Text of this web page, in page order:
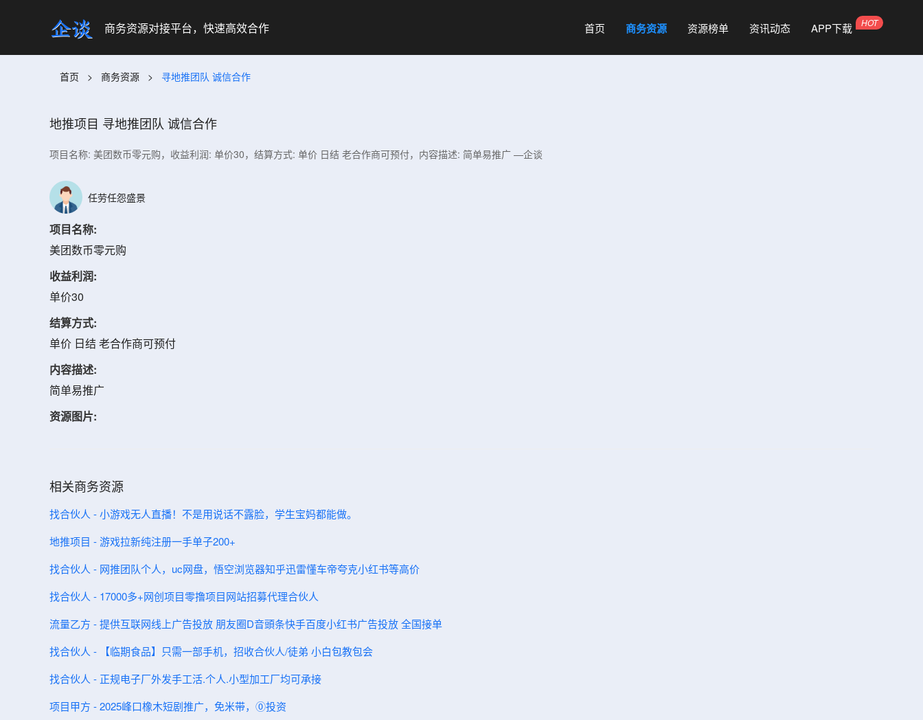
商务资源对接平台，快速高效合作 首页 商务资源 资源榜单 资讯动态 APP下载
首页 > 商务资源 > 寻地推团队 诚信合作
地推项目 寻地推团队 诚信合作
项目名称: 美团数币零元购，收益利润: 单价30，结算方式: 单价 日结 老合作商可预付，内容描述: 简单易推广 —企谈
任劳任怨盛景
项目名称:
美团数币零元购
收益利润:
单价30
结算方式:
单价 日结 老合作商可预付
内容描述:
简单易推广
资源图片:
相关商务资源
找合伙人 - 小游戏无人直播！不是用说话不露脸，学生宝妈都能做。
地推项目 - 游戏拉新纯注册一手单子200+
找合伙人 - 网推团队个人，uc网盘，悟空浏览器知乎迅雷懂车帝夸克小红书等高价
找合伙人 - 17000多+网创项目零撸项目网站招募代理合伙人
流量乙方 - 提供互联网线上广告投放 朋友圈D音頭条快手百度小红书广告投放 全国接单
找合伙人 - 【临期食品】只需一部手机，招收合伙人/徒弟 小白包教包会
找合伙人 - 正规电子厂外发手工活.个人.小型加工厂均可承接
项目甲方 - 2025峰口橡木短剧推广，免米带，⓪投资